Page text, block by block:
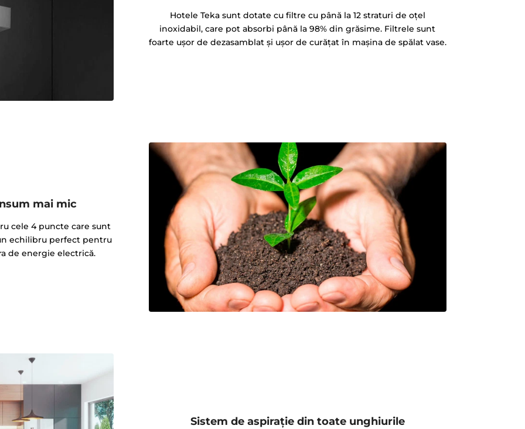
Hotele Teka sunt dotate cu filtre cu până la 12 straturi de oțel
inoxidabil, care pot absorbi până la 98% din grăsime. Filtrele sunt
foarte ușor de dezasamblat și ușor de curăţat în mașina de spălat vase.
mai mic
cele 4 puncte care sunt
echilibru perfect pentru
de energie electrică.
Sistem de aspiraţie din toate unghiurile